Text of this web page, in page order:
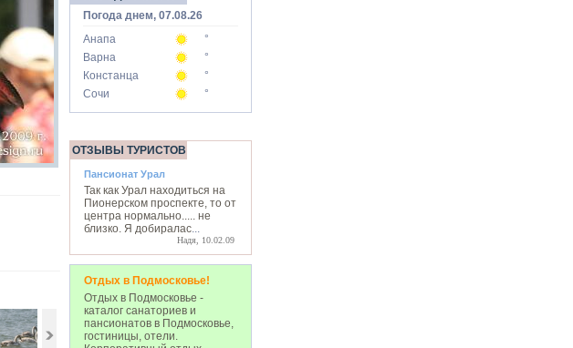
Погода днем, 07.08.26
Анапа
°
Варна
°
Констанца
°
Сочи
°
ОТЗЫВЫ ТУРИСТОВ
Пансионат Урал
Так как Урал находиться на
Пионерском проспекте, то от
центра нормально..... не
близко. Я добиралас...
Надя, 10.02.09
Отдых в Подмосковье!
Отдых в Подмосковье -
каталог санаториев и
пансионатов в Подмосковье,
гостиницы, отели.